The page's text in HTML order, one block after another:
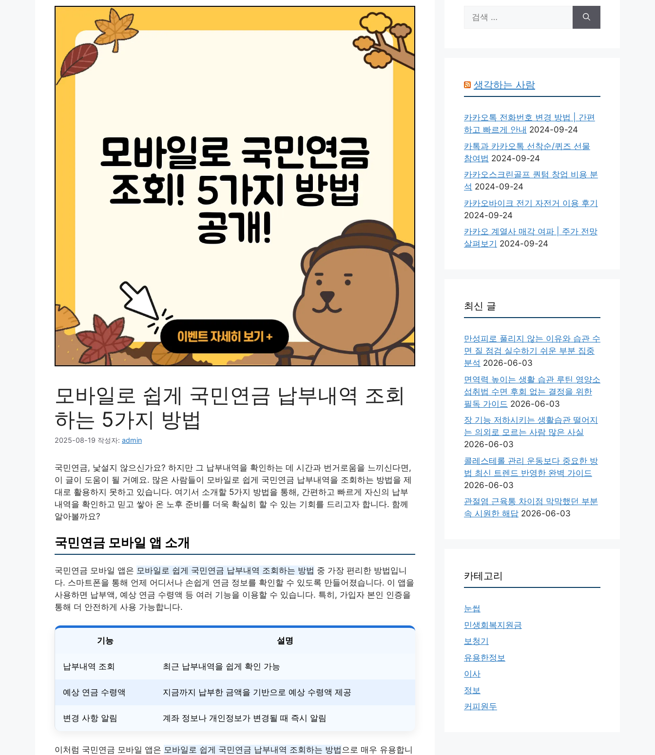
모바일로 쉽게 국민연금 납부내역 조회
하는 5가지 방법
2025-08-19 작성자: admin
국민연금, 낯설지 않으신가요? 하지만 그 납부내역을 확인하는 데 시간과 번거로움을 느끼신다면,
이 글이 도움이 될 거예요. 많은 사람들이 모바일로 쉽게 국민연금 납부내역을 조회하는 방법을 제
대로 활용하지 못하고 있습니다. 여기서 소개할 5가지 방법을 통해, 간편하고 빠르게 자신의 납부
내역을 확인하고 믿고 쌓아 온 노후 준비를 더욱 확실히 할 수 있는 기회를 드리고자 합니다. 함께
알아볼까요?
국민연금 모바일 앱 소개
국민연금 모바일 앱은 모바일로 쉽게 국민연금 납부내역 조회하는 방법 중 가장 편리한 방법입니
다. 스마트폰을 통해 언제 어디서나 손쉽게 연금 정보를 확인할 수 있도록 만들어졌습니다. 이 앱을
사용하면 납부액, 예상 연금 수령액 등 여러 기능을 이용할 수 있습니다. 특히, 가입자 본인 인증을
통해 더 안전하게 사용 가능합니다.
기능 설명
납부내역 조회 최근 납부내역을 쉽게 확인 가능
예상 연금 수령액 지금까지 납부한 금액을 기반으로 예상 수령액 제공
변경 사항 알림 계좌 정보나 개인정보가 변경될 때 즉시 알림
이처럼 국민연금 모바일 앱은 모바일로 쉽게 국민연금 납부내역 조회하는 방법 으로 매우 유용합니
색:
생각하는 사람
카카오톡 전화번호 변경 방법 | 간편
하고 빠르게 안내 2024-09-24
카톡과 카카오톡 선착순/퀴즈 선물
참여법 2024-09-24
카카오스크린골프 퀀텀 창업 비용 분
석 2024-09-24
카카오바이크 전기 자전거 이용 후기
2024-09-24
카카오 계열사 매각 여파 | 주가 전망
살펴보기 2024-09-24
최신 글
만성피로 풀리지 않는 이유와 습관 수
면 질 점검 실수하기 쉬운 부분 집중
분석 2026-06-03
면역력 높이는 생활 습관 루틴 영양소
섭취법 수면 후회 없는 결정을 위한
필독 가이드 2026-06-03
장 기능 저하시키는 생활습관 떨어지
는 의외로 모르는 사람 많은 사실
2026-06-03
콜레스테롤 관리 운동보다 중요한 방
법 최신 트렌드 반영한 완벽 가이드
2026-06-03
관절염 근육통 차이점 막막했던 부분
속 시원한 해답 2026-06-03
카테고리
눈썹
민생회복지원금
보청기
유용한정보
이사
정보
커피원두